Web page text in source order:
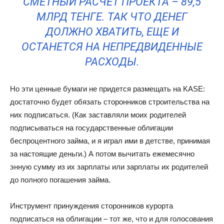
МЛРД ТЕНГЕ. ТАК ЧТО ДЕНЕГ
ДОЛЖНО ХВАТИТЬ, ЕЩЕ И
ОСТАНЕТСЯ НА НЕПРЕДВИДЕННЫЕ
РАСХОДЫ.
Но эти ценные бумаги не придется размещать на KASE:
достаточно будет обязать сторонников строительства на
них подписаться. (Как заставляли моих родителей
подписываться на государственные облигации
беспроцентного займа, и я играл ими в детстве, принимая
за настоящие деньги.) А потом вычитать ежемесячно
энную сумму из их зарплаты или зарплаты их родителей
до полного погашения займа.
Инструмент принуждения сторонников курорта
подписаться на облигации – тот же, что и для голосования